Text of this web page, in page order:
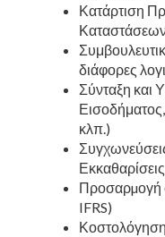
Κατάρτιση
διάφορες
Σύνταξη
κλπ.)
Εκκαθαρίσεις
Προσαρµογή
IFRS)